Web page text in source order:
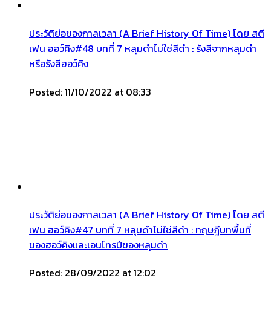
ประวัติย่อของกาลเวลา (A Brief History Of Time) โดย สตี
เฟน ฮอว์คิง#48 บทที่ 7 หลุมดำไม่ใช่สีดำ : รังสีจากหลุมดำ
หรือรังสีฮอว์คิง
Posted: 11/10/2022 at 08:33
ประวัติย่อของกาลเวลา (A Brief History Of Time) โดย สตี
เฟน ฮอว์คิง#47 บทที่ 7 หลุมดำไม่ใช่สีดำ : ทฤษฎีบทพื้นที่
ของฮอว์คิงและเอนโทรปีของหลุมดำ
Posted: 28/09/2022 at 12:02